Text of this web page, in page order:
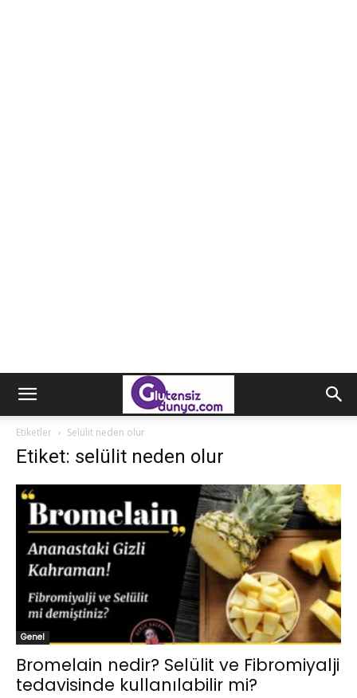
Etiketler Selülit neden olur
Etiket: selülit neden olur
Genel
Bromelain nedir? Selülit ve Fibromiyalji
tedavisinde kullanılabilir mi?